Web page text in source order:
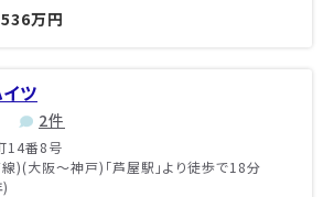
万円
ツ
2件
14番8号
)(大阪～神戸)「芦屋駅」より徒歩で18分